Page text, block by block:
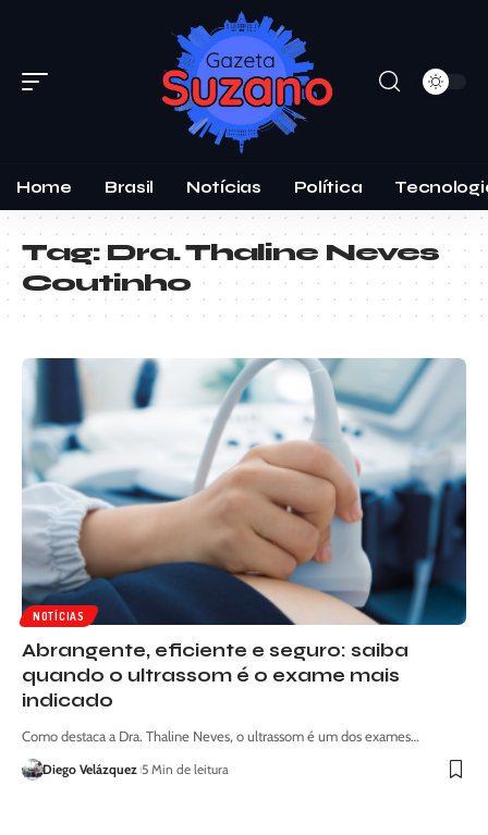
Home Brasil Notícias Política
Tag:Dra. Thaline Neves
Coutinho
NOTÍCIAS
Abrangente, eficiente e seguro: saiba
quando o ultrassom é o exame mais
indicado
Como destaca a Dra. Thaline Neves, o ultrassom é um dos exames…
Diego Velázquez 5 Min de leitura